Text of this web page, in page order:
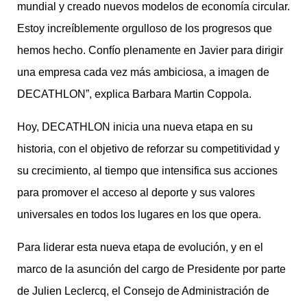
mundial y creado nuevos modelos de economía circular.
Estoy increíblemente orgulloso de los progresos que
hemos hecho. Confío plenamente en Javier para dirigir
una empresa cada vez más ambiciosa, a imagen de
DECATHLON”, explica Barbara Martin Coppola.
Hoy, DECATHLON inicia una nueva etapa en su
historia, con el objetivo de reforzar su competitividad y
su crecimiento, al tiempo que intensifica sus acciones
para promover el acceso al deporte y sus valores
universales en todos los lugares en los que opera.
Para liderar esta nueva etapa de evolución, y en el
marco de la asunción del cargo de Presidente por parte
de Julien Leclercq, el Consejo de Administración de